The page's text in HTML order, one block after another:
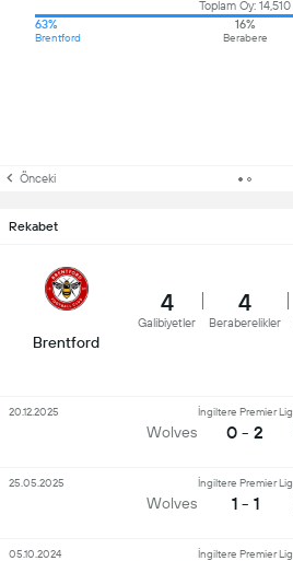
Toplam Oy: 14,510
63%
Brentford
16%
Berabere
Önceki
Rekabet
Brentford
4
Galibiyetler
4
Beraberelikler
Wolves
İngiltere Premier Lig
0 - 2
20.12.2025
Wolves
İngiltere Premier Lig
1 - 1
25.05.2025
İngiltere Premier Lig
05.10.2024